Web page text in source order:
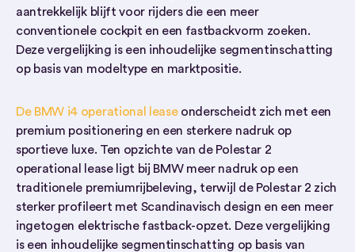
aantrekkelijk blijft voor rijders die een meer
conventionele cockpit en een fastbackvorm zoeken.
Deze vergelijking is een inhoudelijke segmentinschatting
op basis van modeltype en marktpositie.
De BMW i4 operational leaseonderscheidt zich met een
premium positionering en een sterkere nadruk op
sportieve luxe. Ten opzichte van de Polestar 2
operational lease ligt bij BMW meer nadruk op een
traditionele premiumrijbeleving, terwijl de Polestar 2 zich
sterker profileert met Scandinavisch design en een meer
ingetogen elektrische fastback-opzet. Deze vergelijking
is een inhoudelijke segmentinschatting op basis van